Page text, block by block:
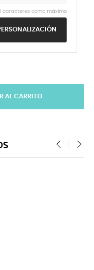
caracteres como máximo
AL CARRITO